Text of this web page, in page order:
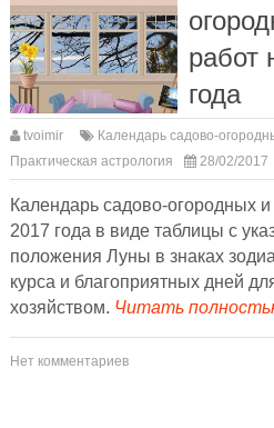
работ
года
tvoimir Календарь садово-
Практическая астрология
28/02/2017
Календарь садово-огородных
2017 года в виде таблицы с
положения Луны в знаках
курса и благоприятных дней
хозяйством. Читать
Нет комментариев